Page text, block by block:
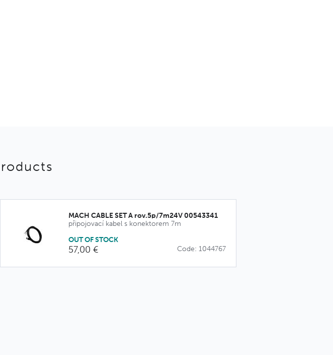
MACH CABLE SET A rov.5p/7m24V 00543341
připojovací kabel s konektorem 7m
OUT OF STOCK
57,00 € Code: 1044767